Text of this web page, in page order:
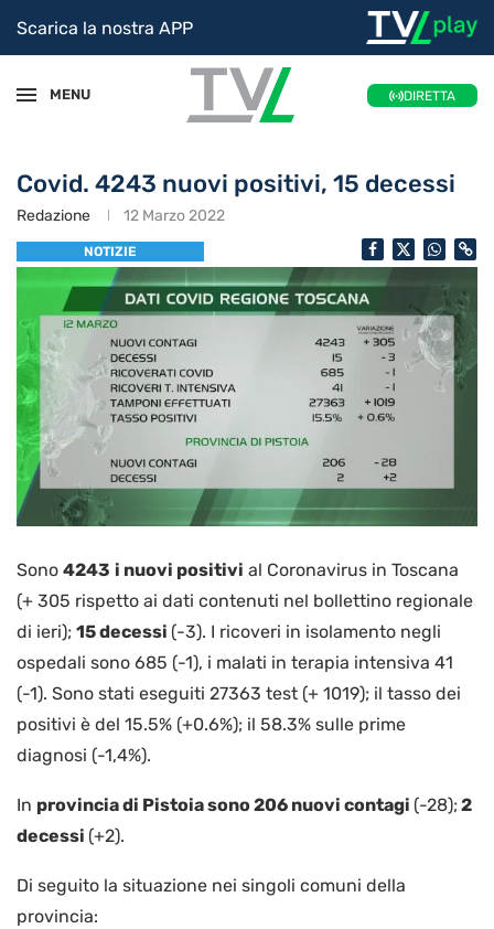
Scarica la nostra APP
MENU DIRETTA
Covid. 4243 nuovi positivi, 15 decessi
Redazione 12 Marzo 2022
NOTIZIE
Sono 4243 i nuovi positivi al Coronavirus in Toscana
(+ 305 rispetto ai dati contenuti nel bollettino regionale
di ieri); 15 decessi (-3). I ricoveri in isolamento negli
ospedali sono 685 (-1), i malati in terapia intensiva 41
(-1). Sono stati eseguiti 27363 test (+ 1019); il tasso dei
positivi è del 15.5% (+0.6%); il 58.3% sulle prime
diagnosi (-1,4%).
In provincia di Pistoia sono 206 nuovi contagi (-28);2
decessi (+2).
Di seguito la situazione nei singoli comuni della
provincia: